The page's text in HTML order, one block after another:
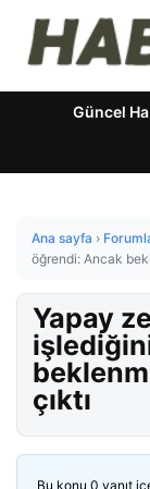
Güncel
Ana sayfa ›
öğrendi: Ancak
Yapay
çıktı
Bu konu 0 yanıt